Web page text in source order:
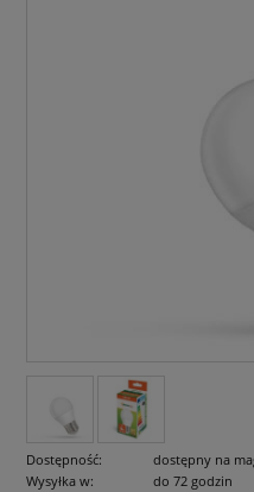
Dostępność:
dostępny na
Wysyłka w:
do 72 godzin